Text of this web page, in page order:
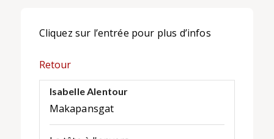
Cliquez sur l’entrée pour plus d’infos
Retour
Isabelle Alentour
Makapansgat